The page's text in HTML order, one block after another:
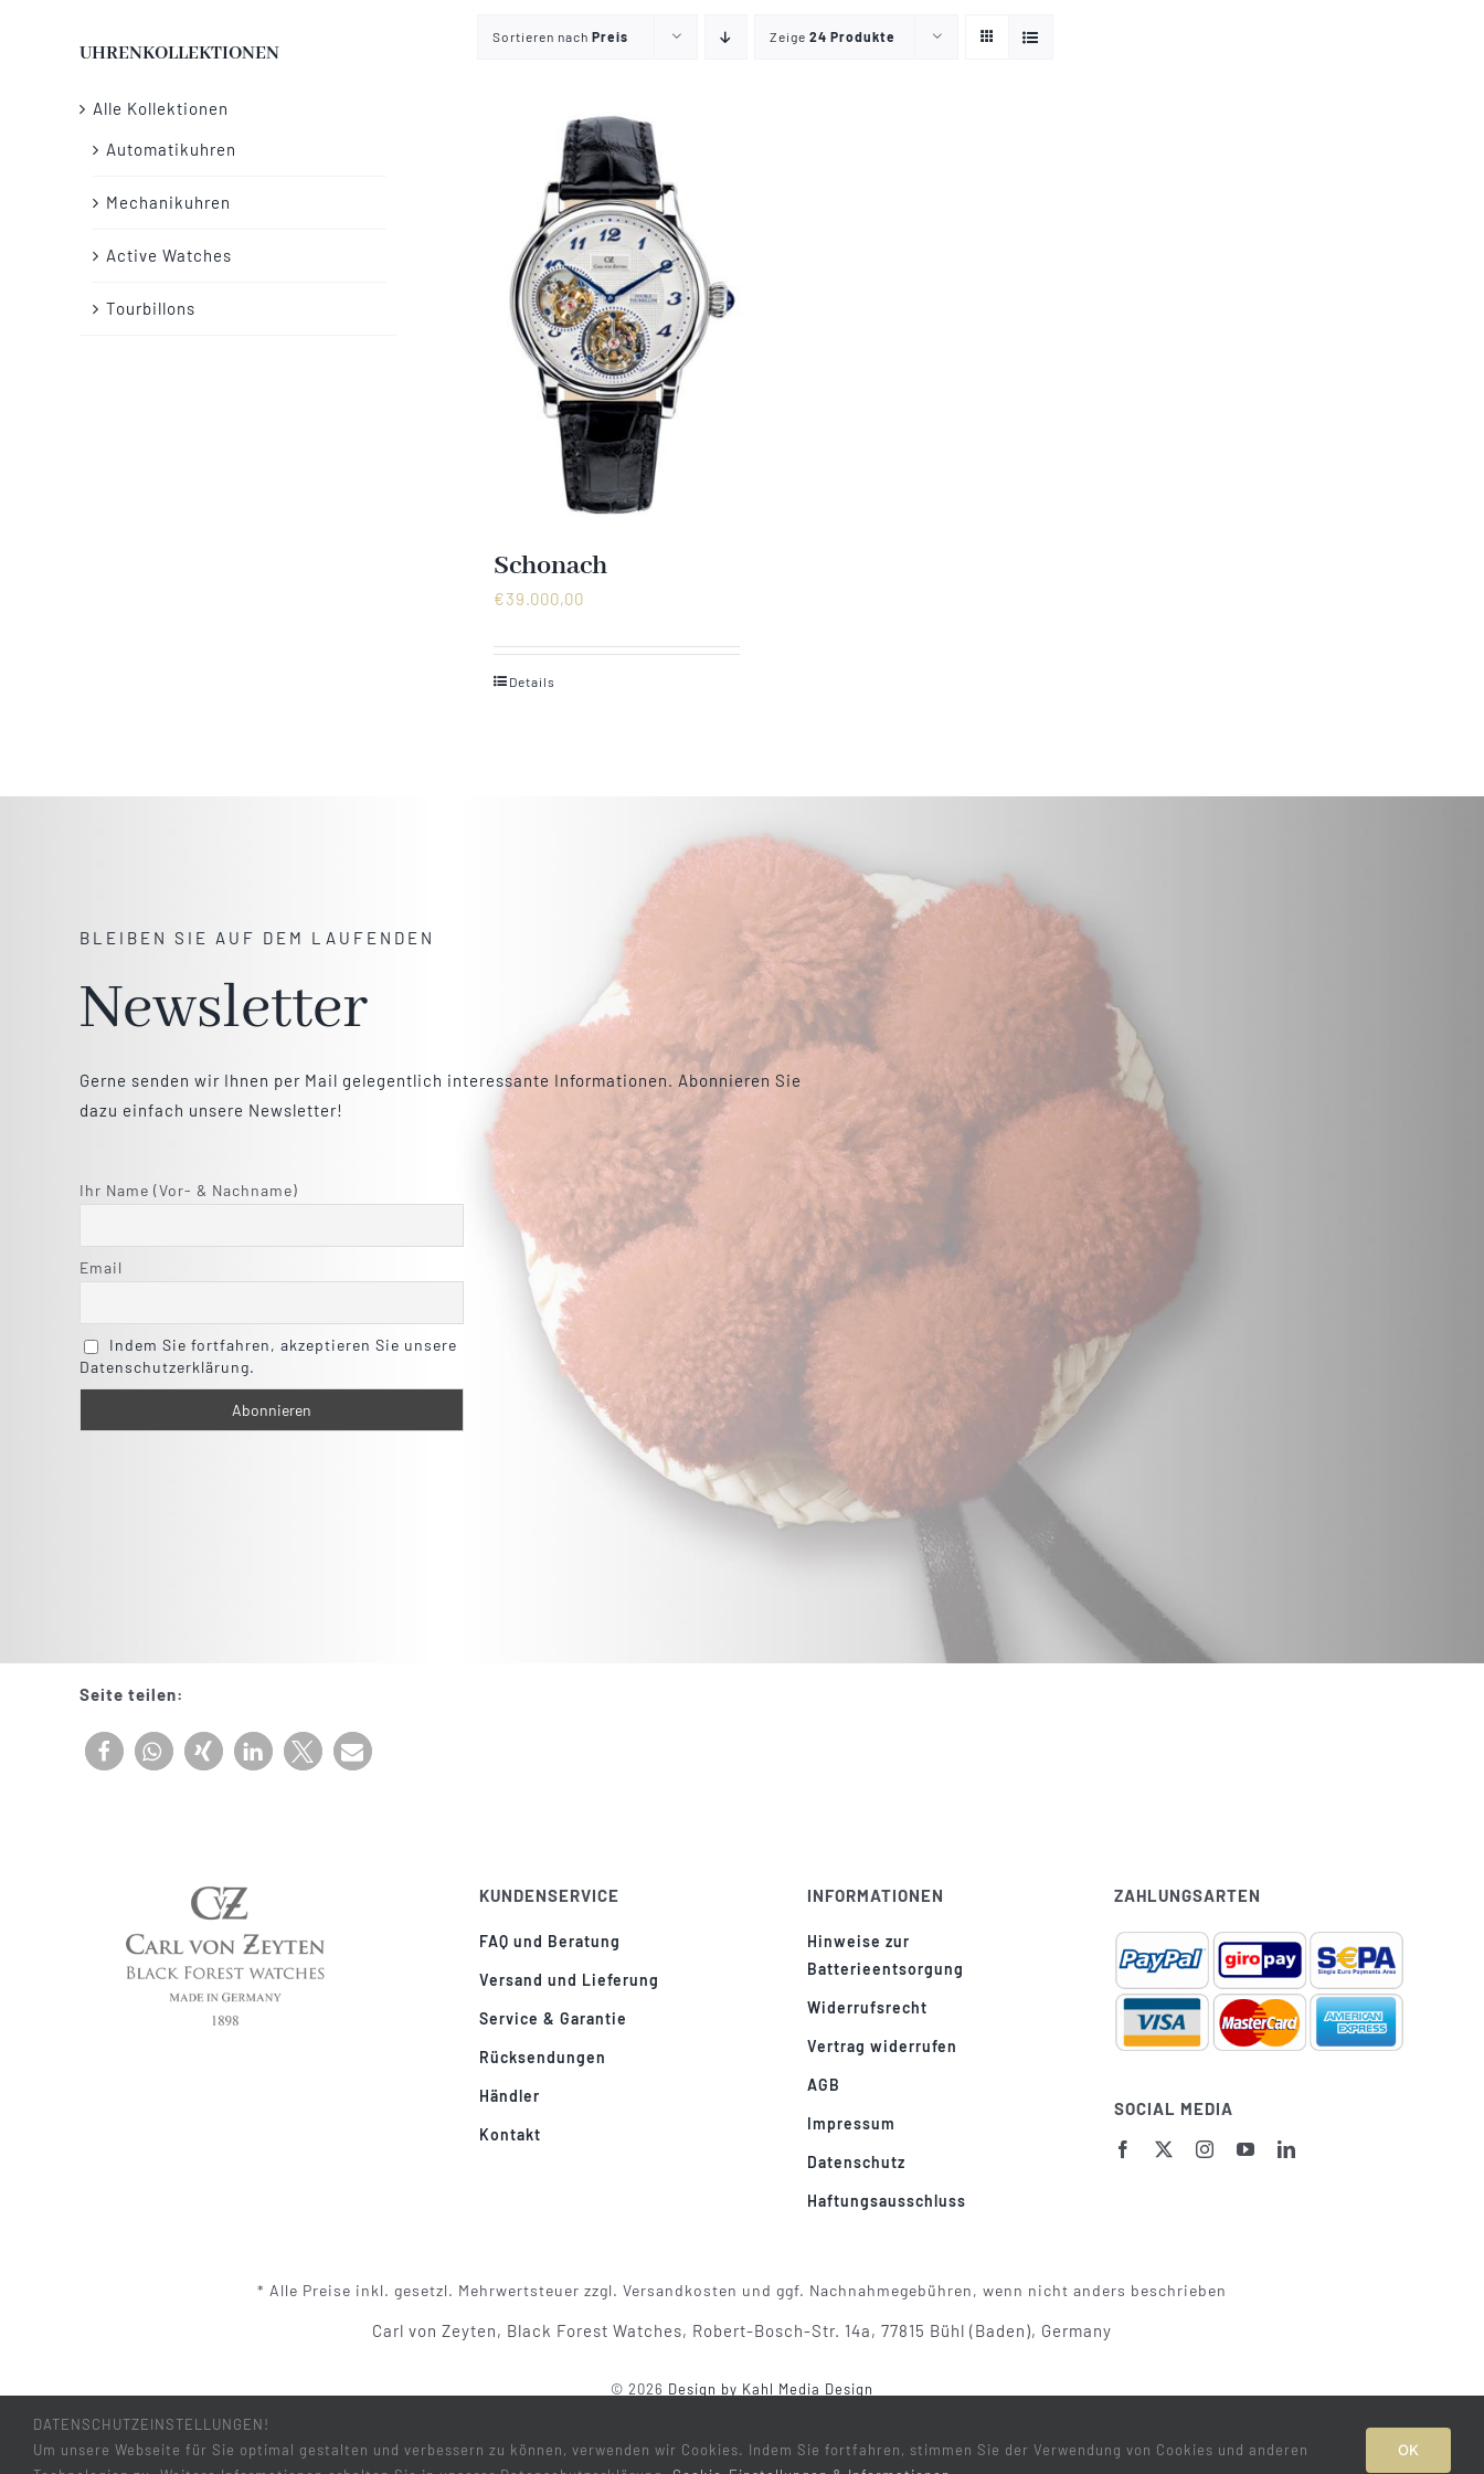
Sortieren nach Preis Zeige 24 Produkte
Schonach
€39.000,00
Details
UHRENKOLLEKTIONEN
Alle Kollektionen
Automatikuhren
Mechanikuhren
Active Watches
Tourbillons
BLEIBEN SIE AUF DEM LAUFENDEN
Newsletter
Gerne senden wir Ihnen per Mail gelegentlich interessante Informationen. Abonnieren Sie
dazu einfach unsere Newsletter!
Ihr Name (Vor- & Nachname)
Email
Indem Sie fortfahren, akzeptieren Sie unsere
Datenschutzerklärung.
Seite teilen:
KUNDENSERVICE
FAQ und Beratung
Versand und Lieferung
Service & Garantie
Rücksendungen
Händler
Kontakt
INFORMATIONEN
Hinweise zur
Batterieentsorgung
Widerrufsrecht
Vertrag widerrufen
AGB
Impressum
Datenschutz
Haftungsausschluss
ZAHLUNGSARTEN
SOCIAL MEDIA
* Alle Preise inkl. gesetzl. Mehrwertsteuer zzgl. Versandkosten und ggf. Nachnahmegebühren, wenn nicht anders beschrieben
Carl von Zeyten, Black Forest Watches, Robert-Bosch-Str. 14a, 77815 Bühl (Baden), Germany
© 2026 Design by Kahl Media Design
DATENSCHUTZEINSTELLUNGEN!
Um unsere Webseite für Sie optimal gestalten und verbessern zu können, verwenden wir Cookies. Indem Sie fortfahren, stimmen Sie der Verwendung von Cookies und anderen
OK